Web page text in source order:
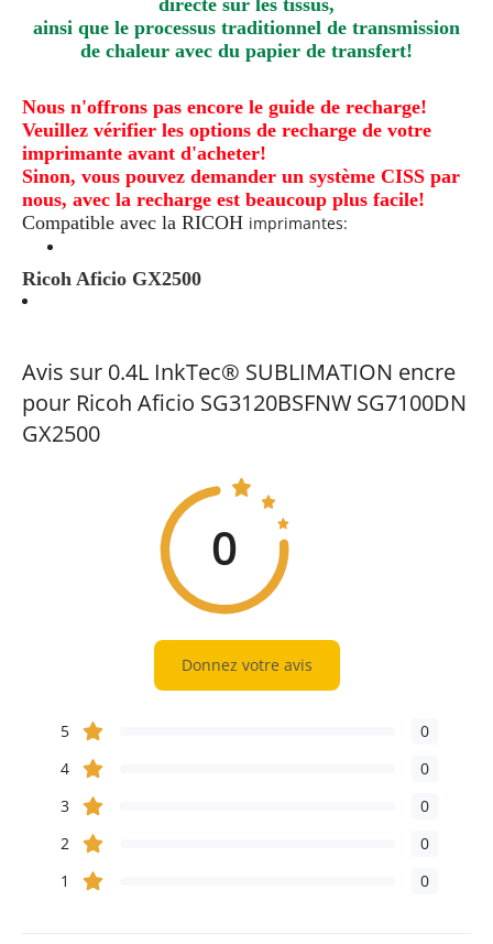
directe sur les tissus,
ainsi que le processus traditionnel de transmission
de chaleur avec du papier de transfert!
Nous n'offrons pas encore le guide de recharge!
Veuillez vérifier les options de recharge de votre
imprimante avant d'acheter!
Sinon, vous pouvez demander un système CISS par
nous, avec la recharge est beaucoup plus facile!
Compatible avec la RICOH imprimantes:
Ricoh Aficio GX2500
Avis sur 0.4L InkTec® SUBLIMATION encre
pour Ricoh Aficio SG3120BSFNW SG7100DN
GX2500
0
Donnez votre avis
5
0
4
0
3
0
2
0
1
0